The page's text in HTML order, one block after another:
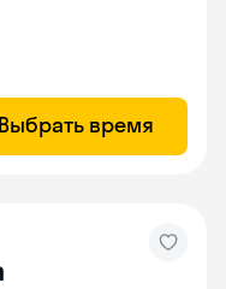
Выбрать время